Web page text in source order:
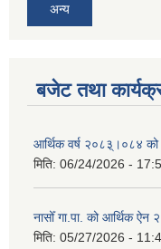
अन्य
बजेट तथा
आर्थिक वर्ष २०८३्।०८४ को
मिति: 06/24/2026 -
नासोँ गा.पा. को आर्थिक
मिति: 05/27/2026 -